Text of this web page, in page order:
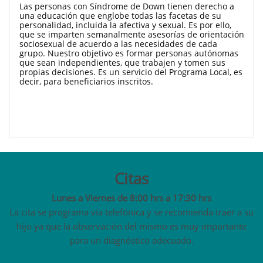
Las personas con Síndrome de Down tienen derecho a
una educación que englobe todas las facetas de su
personalidad, incluida la afectiva y sexual. Es por ello,
que se imparten semanalmente asesorías de orientación
sociosexual de acuerdo a las necesidades de cada
grupo. Nuestro objetivo es formar personas autónomas
que sean independientes, que trabajen y tomen sus
propias decisiones. Es un servicio del Programa Local, es
decir, para beneficiarios inscritos.
Citas
Lunes a Viernes de 8:00 hrs a 17:30 hrs
La cita se programa vía telefónica y se recomienda traer a su
hijo ya que la observación del mismo es muy importante
para un diagnóstico adecuado.